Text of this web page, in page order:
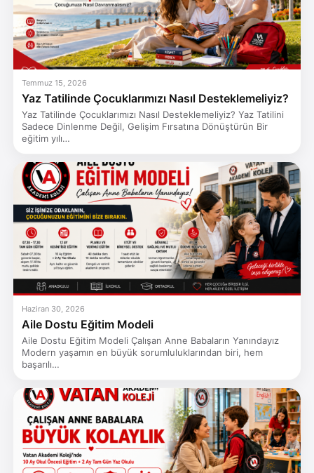
Temmuz 15, 2026
Yaz Tatilinde Çocuklarımızı Nasıl Desteklemeliyiz?
Yaz Tatilinde Çocuklarımızı Nasıl Desteklemeliyiz? Yaz Tatilini
Sadece Dinlenme Değil, Gelişim Fırsatına Dönüştürün Bir
eğitim yılı…
Haziran 30, 2026
Aile Dostu Eğitim Modeli
Aile Dostu Eğitim Modeli Çalışan Anne Babaların Yanındayız
Modern yaşamın en büyük sorumluluklarından biri, hem
başarılı…